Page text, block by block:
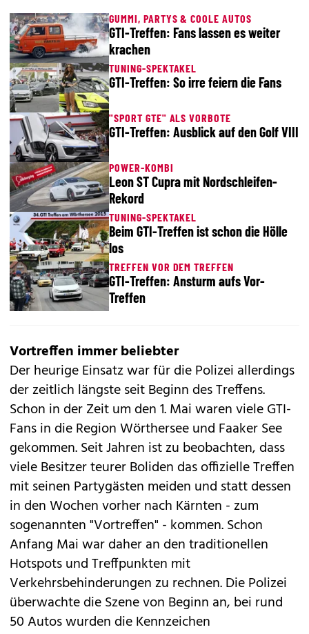
GUMMI, PARTYS & COOLE AUTOS
GTI-Treffen: Fans lassen es weiter
krachen
TUNING-SPEKTAKEL
GTI-Treffen: So irre feiern die Fans
"SPORT GTE" ALS VORBOTE
GTI-Treffen: Ausblick auf den Golf VIII
POWER-KOMBI
Leon ST Cupra mit Nordschleifen-
Rekord
TUNING-SPEKTAKEL
Beim GTI-Treffen ist schon die Hölle
los
TREFFEN VOR DEM TREFFEN
GTI-Treffen: Ansturm aufs Vor-
Treffen
Vortreffen immer beliebter
Der heurige Einsatz war für die Polizei allerdings
der zeitlich längste seit Beginn des Treffens.
Schon in der Zeit um den 1. Mai waren viele GTI-
Fans in die Region Wörthersee und Faaker See
gekommen. Seit Jahren ist zu beobachten, dass
viele Besitzer teurer Boliden das offizielle Treffen
mit seinen Partygästen meiden und statt dessen
in den Wochen vorher nach Kärnten - zum
sogenannten "Vortreffen" - kommen. Schon
Anfang Mai war daher an den traditionellen
Hotspots und Treffpunkten mit
Verkehrsbehinderungen zu rechnen. Die Polizei
überwachte die Szene von Beginn an, bei rund
50 Autos wurden die Kennzeichen